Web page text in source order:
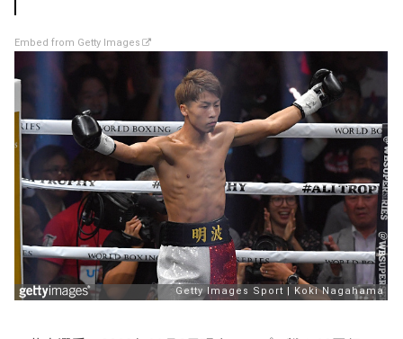
Embed from Getty Images